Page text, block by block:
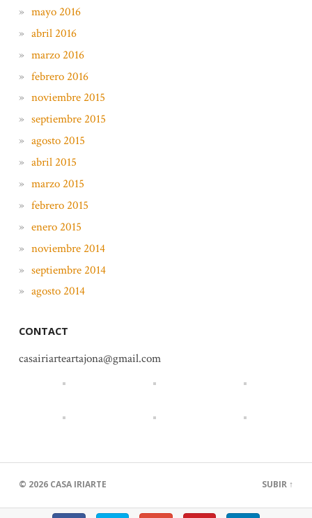
mayo 2016
abril 2016
marzo 2016
febrero 2016
noviembre 2015
septiembre 2015
agosto 2015
abril 2015
marzo 2015
febrero 2015
enero 2015
noviembre 2014
septiembre 2014
agosto 2014
CONTACT
casairiarteartajona@gmail.com
© 2026 CASA IRIARTE SUBIR ↑